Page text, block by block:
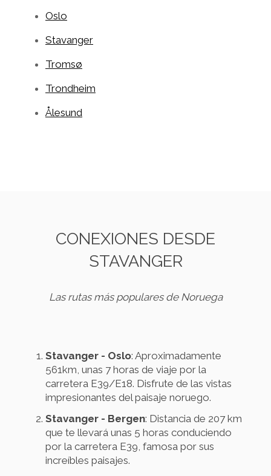
Oslo
Stavanger
Tromsø
Trondheim
Ålesund
CONEXIONES DESDE
STAVANGER
Las rutas más populares de Noruega
Stavanger - Oslo: Aproximadamente
561km, unas 7 horas de viaje por la
carretera E39/E18. Disfrute de las vistas
impresionantes del paisaje noruego.
Stavanger - Bergen: Distancia de 207 km
que te llevará unas 5 horas conduciendo
por la carretera E39, famosa por sus
increíbles paisajes.